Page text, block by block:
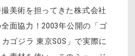
美術を担ってきた株式会社
面協力！2003年公開の「ゴ
ゴジラ 東京SOS」で実際に